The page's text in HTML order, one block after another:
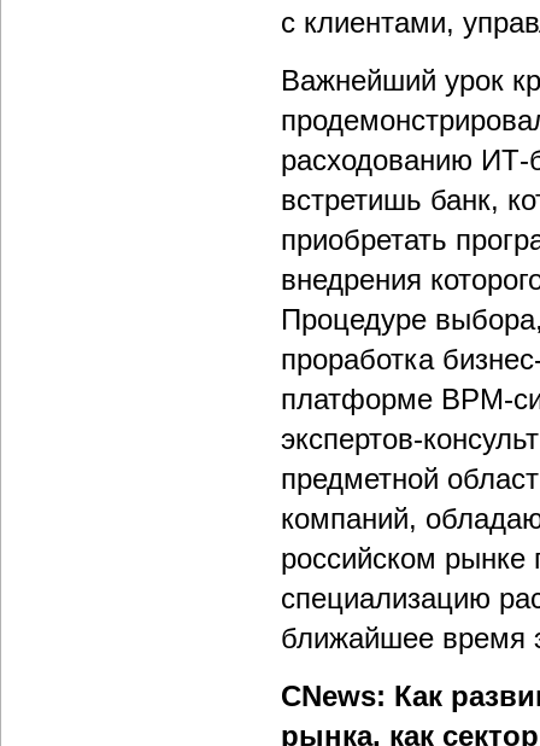
с клиентами,
Важнейший урок
расходованию ИТ-
встретишь банк,
приобретать
внедрения
Процедуре
проработка
платформе ВРМ-
экспертов-
предметной
компаний,
российском
специализацию
ближайшее время
CNews: Как
рынка, как